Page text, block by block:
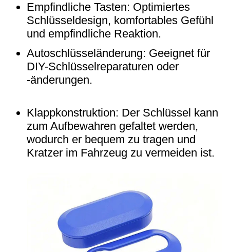
Empfindliche Tasten: Optimiertes
Schlüsseldesign, komfortables Gefühl
und empfindliche Reaktion.
Autoschlüsseländerung: Geeignet für
DIY-Schlüsselreparaturen oder
-änderungen.
Klappkonstruktion: Der Schlüssel kann
zum Aufbewahren gefaltet werden,
wodurch er bequem zu tragen und
Kratzer im Fahrzeug zu vermeiden ist.